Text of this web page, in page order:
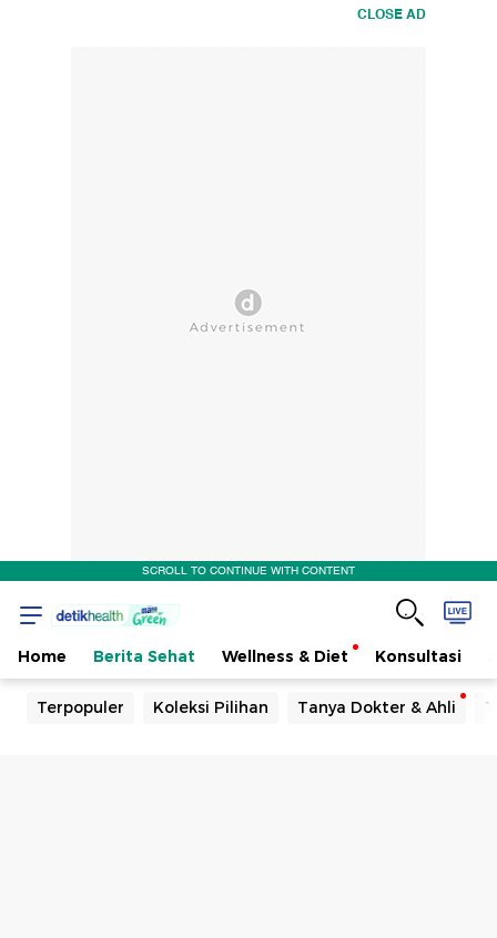
CLOSE AD
SCROLL TO CONTINUE WITH CONTENT
Home Berita Sehat Wellness & Diet Konsultasi
Terpopuler Koleksi Pilihan Tanya Dokter & Ahli